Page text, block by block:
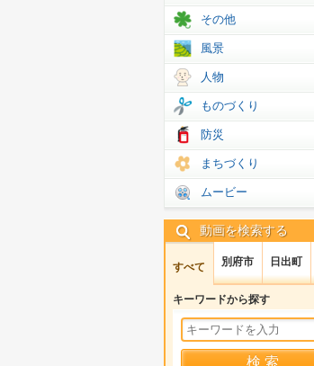
その他
風景
人物
ものづくり
防災
まちづくり
ムービー
動画を検索する
すべて 別府市 日出町
キーワードから探す